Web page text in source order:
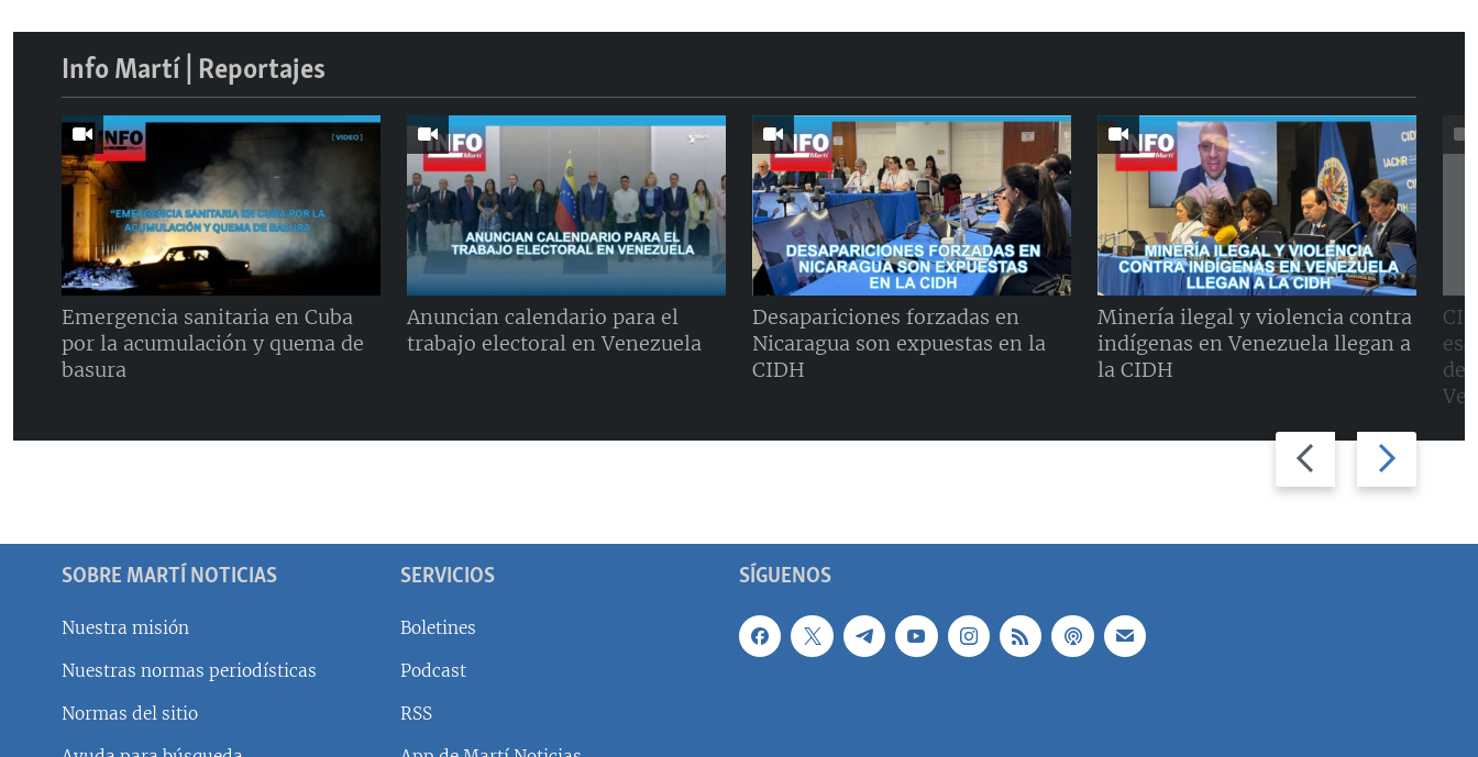
Info Martí | Reportajes
Previous
slide
Next
slide
Emergencia sanitaria en Cuba
por la acumulación y quema de
basura
Anuncian calendario para el
trabajo electoral en Venezuela
Desapariciones forzadas en
Nicaragua son expuestas en la
CIDH
Minería ilegal y violencia contra
indígenas en Venezuela llegan a
la CIDH
SÍGUENOS
SOBRE MARTÍ NOTICIAS
Nuestra misión
Nuestras normas periodísticas
Normas del sitio
SERVICIOS
Boletines
Podcast
RSS